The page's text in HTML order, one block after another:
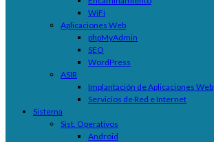
WiFi
Aplicaciones Web
phpMyAdmin
SEO
WordPress
ASIR
Implantación de Aplicaciones Web
Servicios de Red e Internet
Sistema
Sist. Operativos
Android